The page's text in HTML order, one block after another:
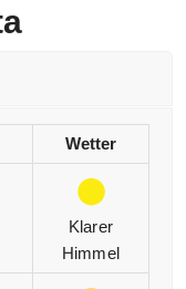
Wetter
Klarer
Himmel